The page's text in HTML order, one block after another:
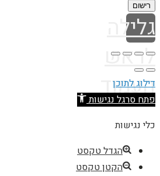
רישום
גלילה
לראש
העמוד
דילוג לתוכן
פתח סרגל נגישות
כלי נגישות
הגדל טקסט
הקטן טקסט